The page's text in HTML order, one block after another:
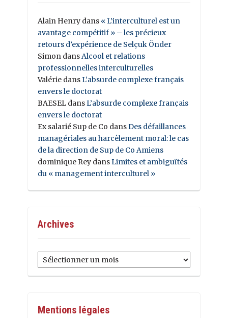
Alain Henry dans « L’interculturel est un
avantage compétitif » – les précieux
retours d’expérience de Selçuk Önder
Simon dans Alcool et relations
professionnelles interculturelles
Valérie dansL’absurde complexe français
envers le doctorat
BAESEL dansL’absurde complexe français
envers le doctorat
Ex salarié Sup de Co dans Des défaillances
managériales au harcèlement moral: le cas
de la direction de Sup de Co Amiens
dominique Rey dansLimites et ambiguïtés
du « management interculturel »
Archives
Archives
Mentions légales